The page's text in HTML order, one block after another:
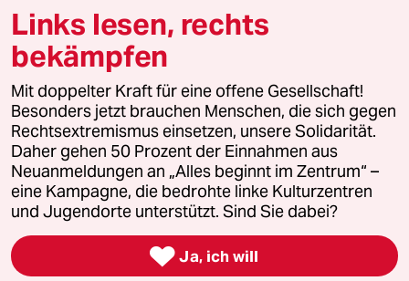
© 2026 taz Verlags und Vertriebs GmbH
Alle Rechte vorbehalten. Bei rechtlichen Fragen oder für Genehmigungen
wenden Sie sich bitte an
lizenzen@taz.de
Feedback Redaktionsstatut Kommune-Richtlinien
Leitlinie Informant Datenschutz Impressum AGB
Seitenwende Einwilligungen widerrufen (Ads)
Links lesen, rechts
bekämpfen
Mit doppelter Kraft für eine offene Gesellschaft!
Besonders jetzt brauchen Menschen, die sich gegen
Rechtsextremismus einsetzen, unsere Solidarität.
Daher gehen 50 Prozent der Einnahmen aus
Neuanmeldungen an „Alles beginnt im Zentrum“ –
eine Kampagne, die bedrohte linke Kulturzentren
und Jugendorte unterstützt. Sind Sie dabei?
 Ja, ich will